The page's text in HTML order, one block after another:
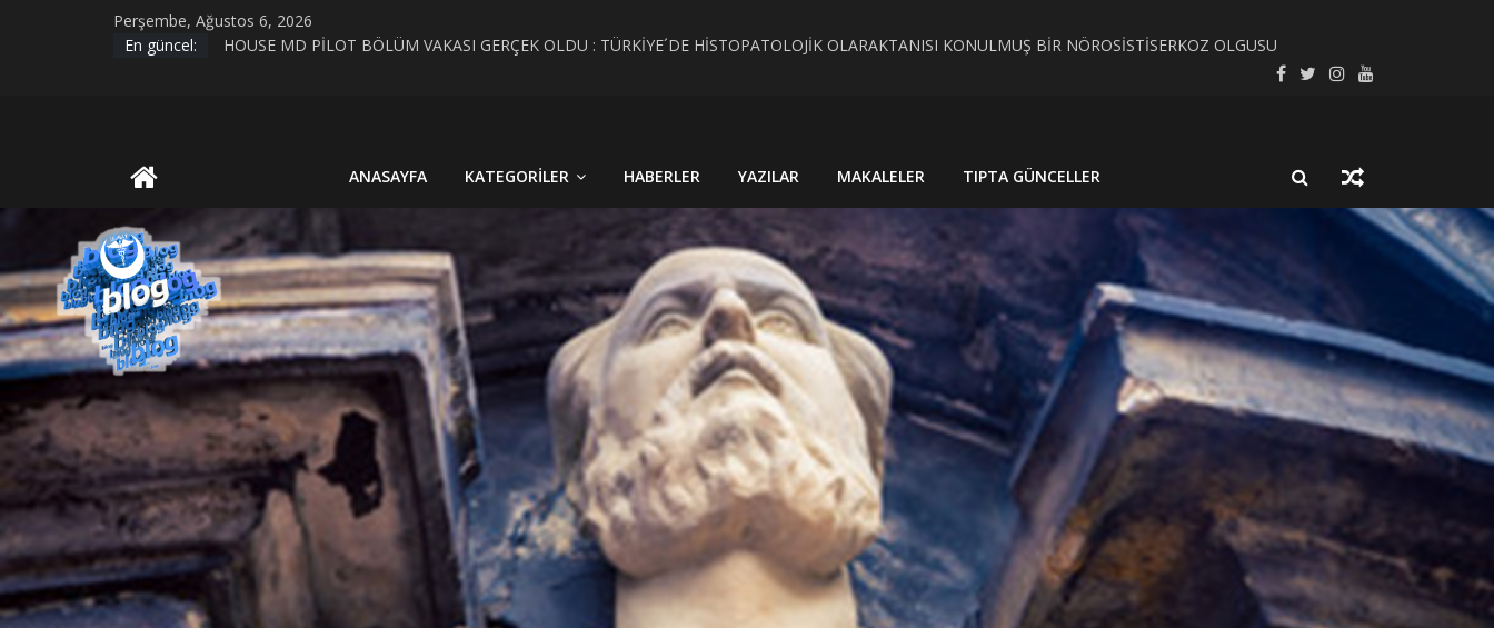
Perşembe, Ağustos 6, 2026
En güncel:
KIRIK KALPLER DURAĞI
HOUSE MD PİLOT BÖLÜM VAKASI GERÇEK OLDU : TÜRKİYE´DE HİSTOPATOLOJİK OLARAKTANISI KONULMUŞ BİR NÖROSİSTİSERKOZ OLGUSU
UluBAT
Blog
Ya
Öyle
Değilse?
ANASAYFA KATEGORILER HABERLER YAZILAR MAKALELER TIPTA GÜNCELLER